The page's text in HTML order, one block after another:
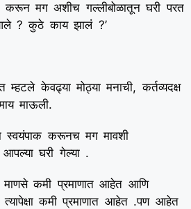
मग अशीच गल्लीबोळातून घरी परत
? कुठे काय झालं ?’
म्हटले केवढ्या मोठ्या मनाची, कर्तव्यदक्ष
माऊली.
स्वयंपाक करूनच मग मावशी
घरी गेल्या .
माणसे कमी प्रमाणात आहेत आणि
कमी प्रमाणात आहेत .पण आहेत